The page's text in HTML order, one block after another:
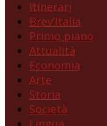
Itinerari
Brev’Italia
Primo piano
Attualità
Economia
Arte
Storia
Società